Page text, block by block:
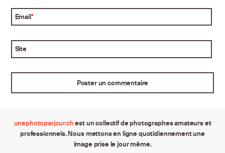
Email*
Site
unephotoparjour.chest un collectif de photographes amateurs et
professionnels. Nous mettons en ligne quotidiennement une
image prise le jour même.